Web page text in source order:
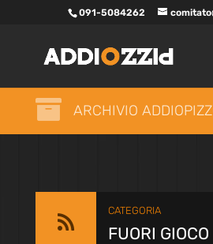
091-5084262
 ARCHIVIO

CATEGORIA
FUORI GIOCO